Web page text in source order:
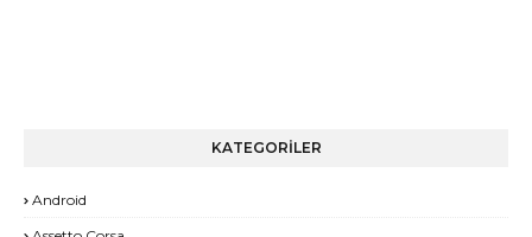
KATEGORİLER
Android